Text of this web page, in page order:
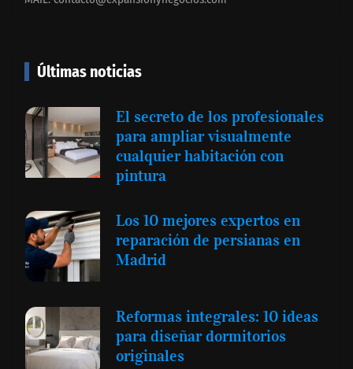
Últimas noticias
El secreto de los profesionales
para ampliar visualmente
cualquier habitación con
pintura
Los 10 mejores expertos en
reparación de persianas en
Madrid
Reformas integrales: 10 ideas
para diseñar dormitorios
originales